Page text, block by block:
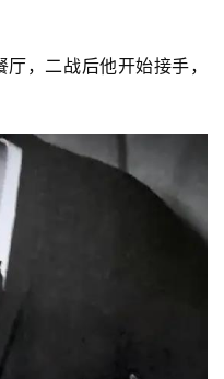
，二战后他开始接手，